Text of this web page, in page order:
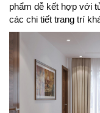
phẩm dễ kết hợp với
các chi tiết trang trí